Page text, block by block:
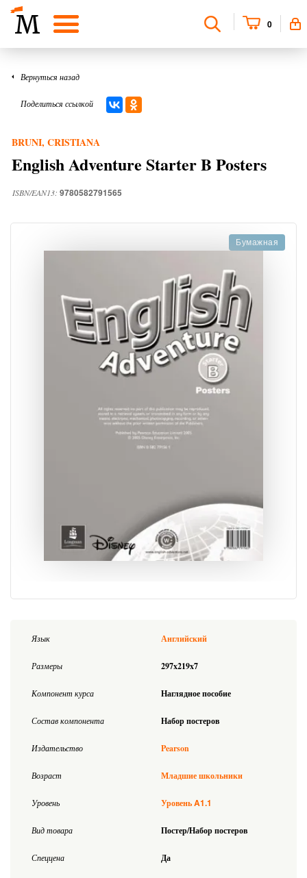
0
Вернуться назад
Поделиться ссылкой
BRUNI, CRISTIANA
English Adventure Starter B Posters
ISBN/EAN13: 9780582791565
Бумажная
Язык Английский
Размеры 297x219x7
Компонент курса Наглядное пособие
Состав компонента Набор постеров
Издательство Pearson
Возраст Младшие школьники
Уровень УровеньA1.1
Вид товара Постер/Набор постеров
Спеццена Да